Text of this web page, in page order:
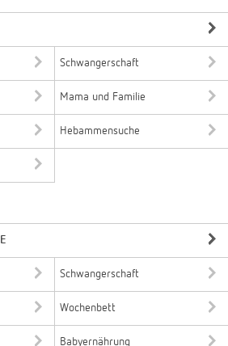
Schwangerschaft
Mama und Familie
Hebammensuche
Schwangerschaft
Wochenbett
Babyernährung